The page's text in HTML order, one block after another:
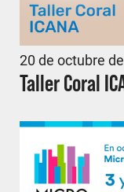
20 de octubre
Taller Coral